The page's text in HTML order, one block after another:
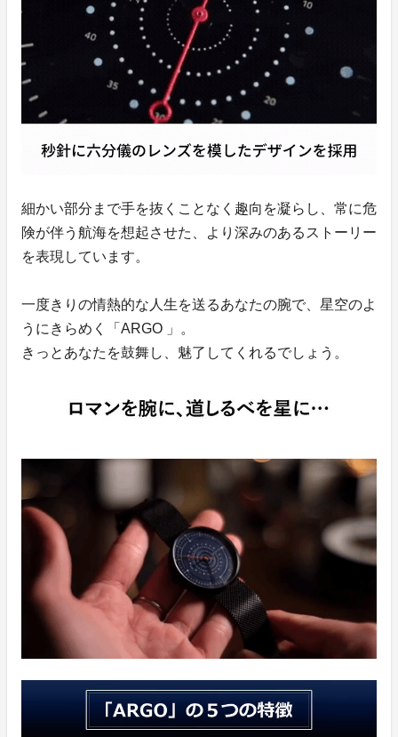
細かい部分まで手を抜くことなく趣向を凝らし、常に危
険が伴う航海を想起させた、より深みのあるストーリー
を表現しています。
一度きりの情熱的な人生を送るあなたの腕で、星空のよ
うにきらめく「ARGO 」。
きっとあなたを鼓舞し、魅了してくれるでしょう。